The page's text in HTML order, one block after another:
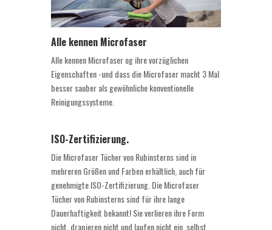
Alle kennen Microfaser
Alle kennen Microfaser og ihre vorzüglichen
Eigenschaften -und dass die Microfaser macht 3 Mal
besser sauber als gewöhnliche konventionelle
Reinigungssysteme.
ISO-Zertifizierung.
Die Microfaser Tücher von Rubinsterns sind in
mehreren Größen und Farben erhältlich, auch für
genehmigte ISO-Zertifizierung. Die Microfaser
Tücher von Rubinsterns sind für ihre lange
Dauerhaftigkeit bekannt! Sie verlieren ihre Form
nicht, drapieren nicht und laufen nicht ein, selbst